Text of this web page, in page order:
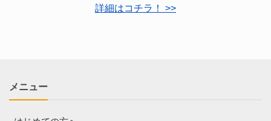
詳細はコチラ！ >>
メニュー